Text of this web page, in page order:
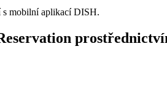
s mobilní aplikací DISH.